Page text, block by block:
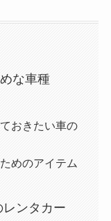
な車種
おきたい車の
めのアイテム
ンタカー